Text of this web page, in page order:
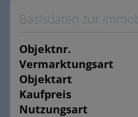
Basisdaten zur
Objektnr.
Vermarktungsart
Objektart
Kaufpreis
Nutzungsart